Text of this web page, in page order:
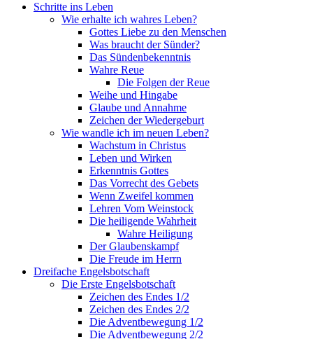
Schritte ins Leben
Wie erhalte ich wahres Leben?
Gottes Liebe zu den Menschen
Was braucht der Sünder?
Das Sündenbekenntnis
Wahre Reue
Die Folgen der Reue
Weihe und Hingabe
Glaube und Annahme
Zeichen der Wiedergeburt
Wie wandle ich im neuen Leben?
Wachstum in Christus
Leben und Wirken
Erkenntnis Gottes
Das Vorrecht des Gebets
Wenn Zweifel kommen
Lehren Vom Weinstock
Die heiligende Wahrheit
Wahre Heiligung
Der Glaubenskampf
Die Freude im Herrn
Dreifache Engelsbotschaft
Die Erste Engelsbotschaft
Zeichen des Endes 1/2
Zeichen des Endes 2/2
Die Adventbewegung 1/2
Die Adventbewegung 2/2